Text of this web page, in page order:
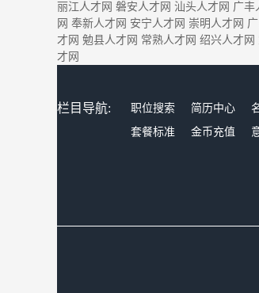
丽江人才网 磐安人才网 汕头人才网 广丰
网 奉新人才网 安宁人才网 崇明人才网
才网 勉县人才网 常熟人才网 绍兴人才网
才网
栏目导航: 职位搜索 简历中心
套餐标准
金币充值